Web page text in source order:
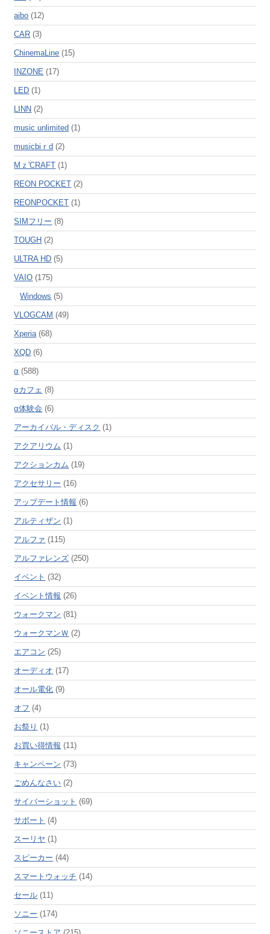
aibo (12)
CAR (3)
ChinemaLine (15)
INZONE (17)
LED (1)
LINN (2)
music unlimited (1)
musicbiｒd (2)
Mｚ'CRAFT (1)
REON POCKET (2)
REONPOCKET (1)
SIMフリー (8)
TOUGH (2)
ULTRA HD (5)
VAIO (175)
Windows (5)
VLOGCAM (49)
Xperia(68)
XQD (6)
α (588)
αカフェ (8)
α体験会 (6)
アーカイバル・ディスク (1)
アクアリウム (1)
アクションカム (19)
アクセサリー (16)
アップデート情報 (6)
アルティザン (1)
アルファ (115)
アルファレンズ (250)
イベント (32)
イベント情報 (26)
ウォークマン (81)
ウォークマンＷ (2)
エアコン (25)
オーディオ (17)
オール電化 (9)
オフ (4)
お祭り (1)
お買い得情報 (11)
キャンペーン (73)
ごめんなさい (2)
サイバーショット (69)
サポート (4)
スーリヤ (1)
スピーカー (44)
スマートウォッチ (14)
セール (11)
ソニー (174)